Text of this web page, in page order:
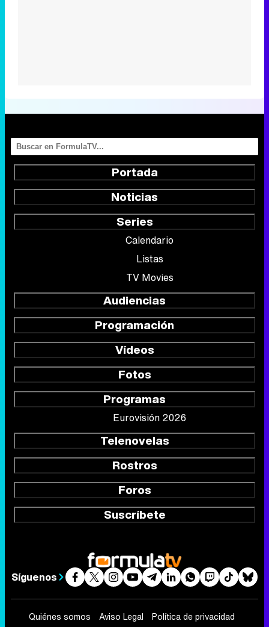
Portada
Noticias
Series
Calendario
Listas
TV Movies
Audiencias
Programación
Vídeos
Fotos
Programas
Eurovisión 2026
Telenovelas
Rostros
Foros
Suscríbete
Síguenos
Quiénes somos Aviso Legal
Política de privacidad